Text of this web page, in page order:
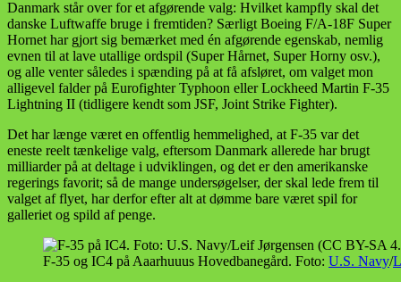
Danmark står over for et afgørende valg: Hvilket kampfly skal det
danske Luftwaffe bruge i fremtiden? Særligt Boeing F/A-18F Super
Hornet har gjort sig bemærket med én afgørende egenskab, nemlig
evnen til at lave utallige ordspil (Super Hårnet, Super Horny osv.),
og alle venter således i spænding på at få afsløret, om valget mon
alligevel falder på Eurofighter Typhoon eller Lockheed Martin F-35
Lightning II (tidligere kendt som JSF, Joint Strike Fighter).
Det har længe været en offentlig hemmelighed, at F-35 var det
eneste reelt tænkelige valg, eftersom Danmark allerede har brugt
milliarder på at deltage i udviklingen, og det er den amerikanske
regerings favorit; så de mange undersøgelser, der skal lede frem til
valget af flyet, har derfor efter alt at dømme bare været spil for
galleriet og spild af penge.
F-35 og IC4 på Aaarhuuus Hovedbanegård. Foto: U.S. Navy/